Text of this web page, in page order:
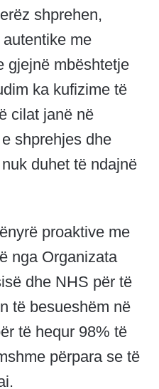
shprehen,
me
gjejnë mbështetje
ka kufizime të
cilat janë në
shprehjes dhe
duhet të ndajnë
proaktive me
nga Organizata
dhe NHS për të
të besueshëm në
të hequr 98% të
përpara se të